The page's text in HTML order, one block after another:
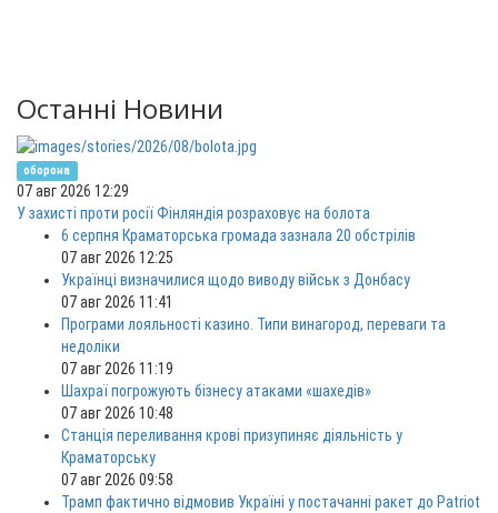
Останні Новини
оборона
07 авг 2026 12:29
У захисті проти росії Фінляндія розраховує на болота
6 серпня Краматорська громада зазнала 20 обстрілів
07 авг 2026 12:25
Українці визначилися щодо виводу військ з Донбасу
07 авг 2026 11:41
Програми лояльності казино. Типи винагород, переваги та
недоліки
07 авг 2026 11:19
Шахраї погрожують бізнесу атаками «шахедів»
07 авг 2026 10:48
Станція переливання крові призупиняє діяльність у
Краматорську
07 авг 2026 09:58
Трамп фактично відмовив Україні у постачанні ракет до Patriot